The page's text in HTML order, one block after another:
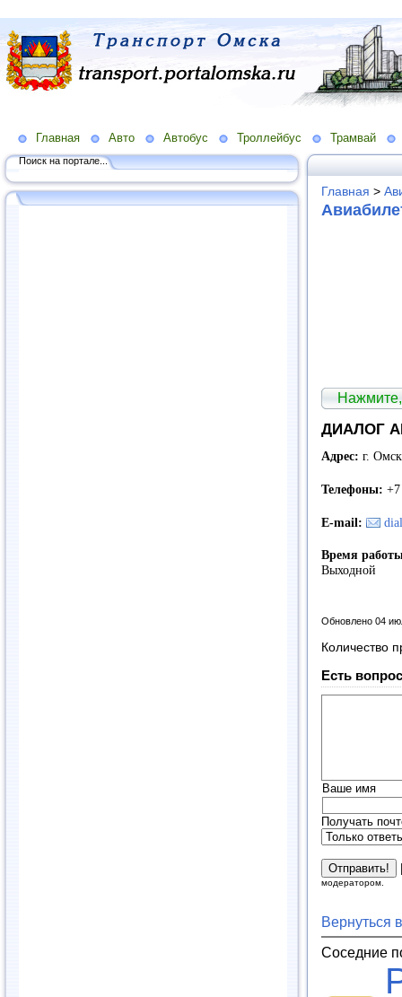
Главная Авто Автобус Троллейбус Трамвай
Поиск на портале...
Главная >
ДИАЛОГ
Адрес: г.
Телефоны:
E-mail:
Время
Выходной
Обновлено 04
Количество
Есть
Ваше имя
Получать
модератором.
Вернуться
Соседние